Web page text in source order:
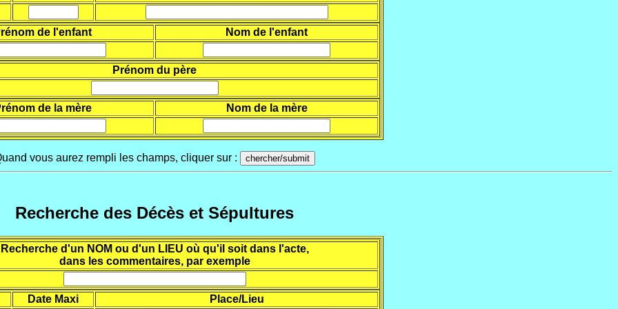
de l'enfant Nom de l'enfant
Prénom du père
de la mère Nom de la mère
vous aurez rempli les champs, cliquer sur :
Recherche des Décès et Sépultures
Recherche d'un NOM ou d'un LIEU où qu'il soit dans l'acte,
dans les commentaires, par exemple
Date Maxi Place/Lieu